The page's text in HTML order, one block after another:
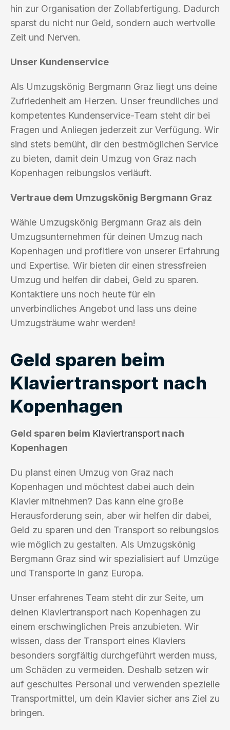
hin zur Organisation der Zollabfertigung. Dadurch
sparst du nicht nur Geld, sondern auch wertvolle
Zeit und Nerven.
Unser Kundenservice
Als Umzugskönig Bergmann Graz liegt uns deine
Zufriedenheit am Herzen. Unser freundliches und
kompetentes Kundenservice-Team steht dir bei
Fragen und Anliegen jederzeit zur Verfügung. Wir
sind stets bemüht, dir den bestmöglichen Service
zu bieten, damit dein Umzug von Graz nach
Kopenhagen reibungslos verläuft.
Vertraue dem Umzugskönig Bergmann Graz
Wähle Umzugskönig Bergmann Graz als dein
Umzugsunternehmen für deinen Umzug nach
Kopenhagen und profitiere von unserer Erfahrung
und Expertise. Wir bieten dir einen stressfreien
Umzug und helfen dir dabei, Geld zu sparen.
Kontaktiere uns noch heute für ein
unverbindliches Angebot und lass uns deine
Umzugsträume wahr werden!
Geld sparen beim
Klaviertransport nach
Kopenhagen
Geld sparen beim Klaviertransport nach
Kopenhagen
Du planst einen Umzug von Graz nach
Kopenhagen und möchtest dabei auch dein
Klavier mitnehmen? Das kann eine große
Herausforderung sein, aber wir helfen dir dabei,
Geld zu sparen und den Transport so reibungslos
wie möglich zu gestalten. Als Umzugskönig
Bergmann Graz sind wir spezialisiert auf Umzüge
und Transporte in ganz Europa.
Unser erfahrenes Team steht dir zur Seite, um
deinen Klaviertransport nach Kopenhagen zu
einem erschwinglichen Preis anzubieten. Wir
wissen, dass der Transport eines Klaviers
besonders sorgfältig durchgeführt werden muss,
um Schäden zu vermeiden. Deshalb setzen wir
auf geschultes Personal und verwenden spezielle
Transportmittel, um dein Klavier sicher ans Ziel zu
bringen.